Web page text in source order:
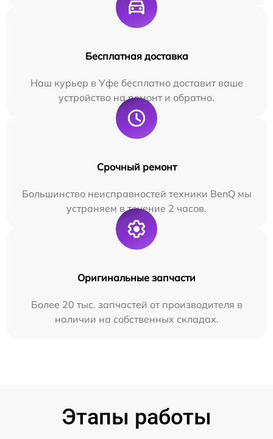
Бесплатная доставка
Наш курьер в Уфе бесплатно доставит ваше
устройство на ремонт и обратно.
Срочный ремонт
Большинство неисправностей техники BenQ мы
устраняем в течение 2 часов.
Оригинальные запчасти
Более 20 тыс. запчастей от производителя в
наличии на собственных складах.
Этапы работы